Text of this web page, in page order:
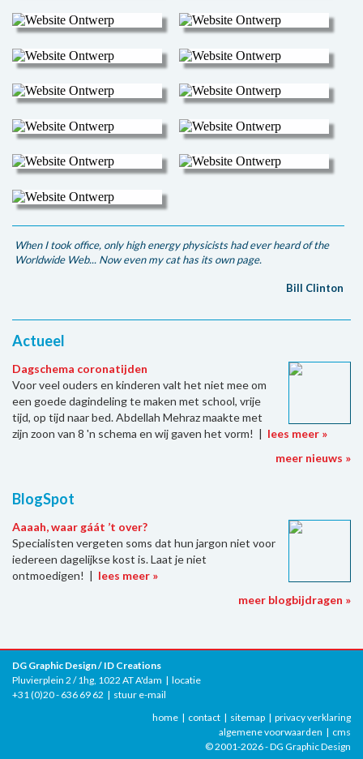
When I took office, only high energy physicists had ever heard of the
Worldwide Web... Now even my cat has its own page.
Bill Clinton
Actueel
Dagschema coronatijden
Voor veel ouders en kinderen valt het niet mee om
een goede dagindeling te maken met school, vrije
tijd, op tijd naar bed. Abdellah Mehraz maakte met
zijn zoon van 8 'n schema en wij gaven het vorm! | lees meer »
meer nieuws »
BlogSpot
Aaaah, waar gáát ’t over?
Specialisten vergeten soms dat hun jargon niet voor
iedereen dagelijkse kost is. Laat je niet
ontmoedigen! | lees meer »
meer blogbijdragen »
DG Graphic Design / ID Creations
Pluvierplein 2 / 1hg, 1022 AT A'dam | locatie
+31 (0)20 - 636 69 62 | stuur e-mail
home | contact | sitemap | privacy verklaring
algemene voorwaarden | cms
© 2001-2026 - DG Graphic Design